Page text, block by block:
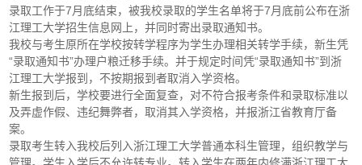
录取工作于7月底结束，被我校录取的学生名单将于7月底前公布在浙
江理工大学招生信息网上，并同时寄出录取通知书。
我校与考生原所在学校按转学程序为学生办理相关转学手续，新生凭
“录取通知书”办理户粮迁移手续。并于规定时间凭“录取通知书”到浙
江理工大学报到，不按期报到者取消入学资格。
新生报到后，学校要进行全面复查，对不符合报考条件和录取标准以
及弄虚作假、违纪舞弊者，取消其入学资格，并报浙江省教育厅备
案。
录取考生转入我校后列入浙江理工大学普通本科生管理，组织教学与